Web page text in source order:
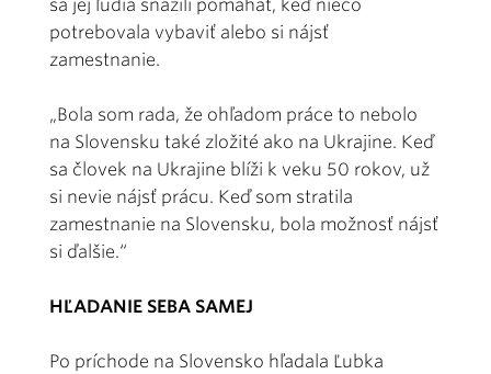
sa jej ľudia snažili pomáhať, keď niečo
potrebovala vybaviť alebo si nájsť
zamestnanie.
„Bola som rada, že ohľadom práce to nebolo
na Slovensku také zložité ako na Ukrajine. Keď
sa človek na Ukrajine blíži k veku 50 rokov, už
si nevie nájsť prácu. Keď som stratila
zamestnanie na Slovensku, bola možnosť nájsť
si ďalšie.“
HĽADANIE SEBA SAMEJ
Po príchode na Slovensko hľadala Ľubka